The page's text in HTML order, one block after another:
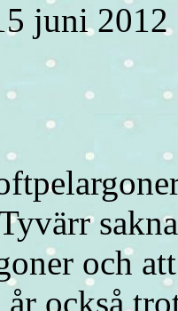
juni
och
också